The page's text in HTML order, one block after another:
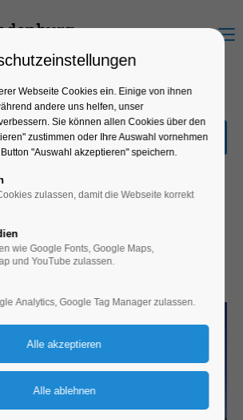
Menu
Webseite Cookies ein. Einige von ihnen
andere uns helfen, unser
Sie können allen Cookies über den
zustimmen oder Ihre Auswahl vornehmen
"Auswahl akzeptieren" speichern.
zulassen, damit die Webseite korrekt
wie Google Fonts, Google Maps,
und YouTube zulassen.
Analytics, Google Tag Manager zulassen.